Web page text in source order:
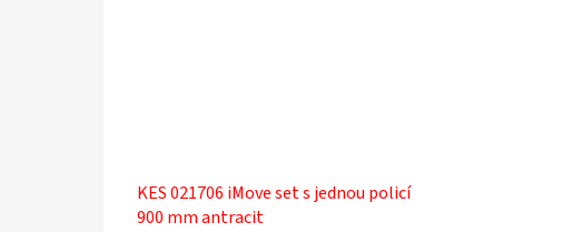
KES 021706 iMove set s jednou policí
900 mm antracit